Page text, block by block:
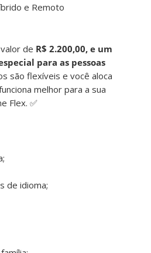
e Remoto
de R$ 2.200,00, e um
para as pessoas
são flexíveis e você aloca
melhor para a sua
Flex. ✅
de idioma;